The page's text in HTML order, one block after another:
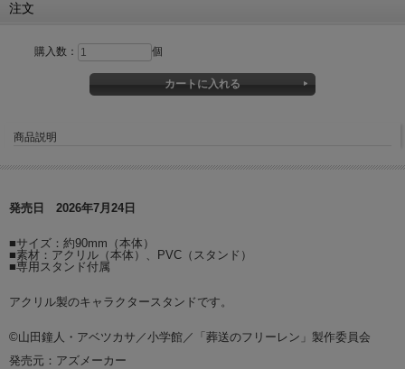
注文
購入数： 個
商品説明
発売日 2026年7月24日
■サイズ：約90mm（本体）
■素材：アクリル（本体）、PVC（スタンド）
■専用スタンド付属
アクリル製のキャラクタースタンドです。
©山田鐘人・アベツカサ／小学館／「葬送のフリーレン」製作委員会
発売元：アズメーカー